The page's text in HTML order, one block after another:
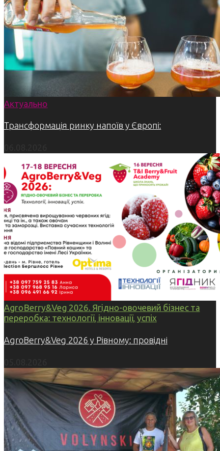
Актуально
Трансформація ринку напоїв у Європі:
AgroBerry&Veg 2026. Ягідно-овочевий бізнес та
переробка: технології, інновації, успіх
AgroBerry&Veg 2026 у Рівному: провідні